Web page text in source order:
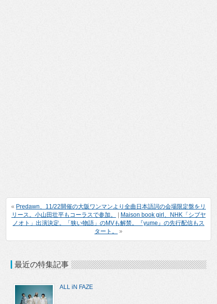
« Predawn、11/22開催の大阪ワンマンより全曲日本語詞の会場限定盤をリ
リース。小山田壮平もコーラスで参加。
| Maison book girl、NHK「シブヤ
ノオト」出演決定。「狭い物語」のMVも解禁。『yume』の先行配信もス
タート。
»
最近の特集記事
ALL iN FAZE